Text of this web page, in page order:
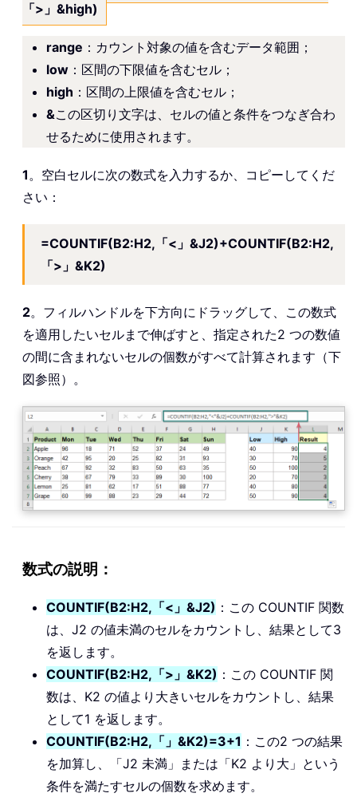
「>」&high)
range ：カウント対象の値を含むデータ範囲；
low ：区間の下限値を含むセル；
high ：区間の上限値を含むセル；
&この区切り文字は、セルの値と条件をつなぎ合わ
せるために使用されます。
1。空白セルに次の数式を入力するか、コピーしてくだ
さい：
=COUNTIF(B2:H2,「<」&J2)+COUNTIF(B2:H2,
「>」&K2)
2。フィルハンドルを下方向にドラッグして、この数式
を適用したいセルまで伸ばすと、指定された2 つの数値
の間に含まれないセルの個数がすべて計算されます（下
図参照）。
数式の説明：
COUNTIF(B2:H2,「<」&J2) ：この COUNTIF 関数
は、J2 の値未満のセルをカウントし、結果として3
を返します。
COUNTIF(B2:H2,「>」&K2) ：この COUNTIF 関
数は、K2 の値より大きいセルをカウントし、結果
として1 を返します。
COUNTIF(B2:H2,「」&K2)=3+1 ：この2 つの結果
を加算し、「J2 未満」または「K2 より大」という
条件を満たすセルの個数を求めます。